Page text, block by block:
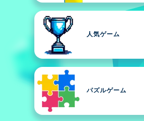
人気ゲーム
パズルゲーム